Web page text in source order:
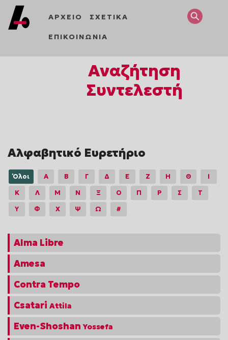
ΑΡΧΕΙΟ ΣΧΕΤΙΚΑ
ΕΠΙΚΟΙΝΩΝΙΑ
Αναζήτηση
Συντελεστή
Αλφαβητικό Ευρετήριο
Όλοι Α Β Γ Δ Ε Ζ Η Θ
Ι
Κ
Λ Μ Ν Ξ Ο Π Ρ Σ
Τ
Υ
Φ Χ Ψ Ω #
Alma Libre
Amesa
Contra Tempo
Csatari Attila
Even-Shoshan Yossefa